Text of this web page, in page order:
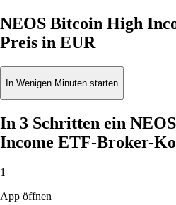
NEOS Bitcoin High
Preis in EUR
In Wenigen Minuten starten
In 3 Schritten ein
Income ETF-Broker-
1
App öffnen